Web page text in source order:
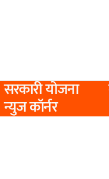
सरकारी योजना
न्युज कॉर्नर